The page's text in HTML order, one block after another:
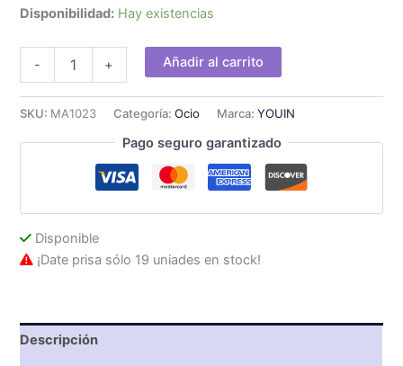
Disponibilidad: Hay existencias
-
Youin
Compacto
+ Añadir al carrito
SKU: MA1023 Categoría:Ocio Marca:YOUIN
Pago seguro garantizado
Disponible
¡Date prisa sólo 19 uniades en stock!
Descripción